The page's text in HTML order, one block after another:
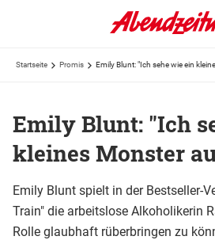
Startseite Promis Emily Blunt: "Ich sehe wie ein
Emily Blunt: "Ich
kleines Monster
Emily Blunt spielt in der Bestseller-
Train" die arbeitslose Alkoholikerin
Rolle glaubhaft rüberbringen zu